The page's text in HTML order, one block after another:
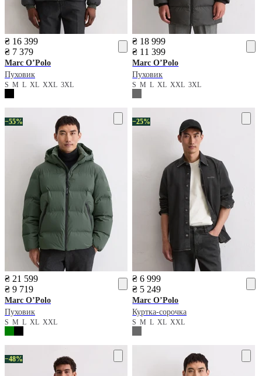
₴ 16 399
₴ 7 379
Marc O’Polo
Пуховик
S M L XL XXL 3XL
₴ 18 999
₴ 11 399
Marc O’Polo
Пуховик
SMLXLXXL3XL
−55%
₴ 21 599
₴ 9 719
Marc O’Polo
Пуховик
S M L XL XXL
−25%
₴ 6 999
₴ 5 249
Marc O’Polo
Куртка-сорочка
SMLXLXXL
−48%